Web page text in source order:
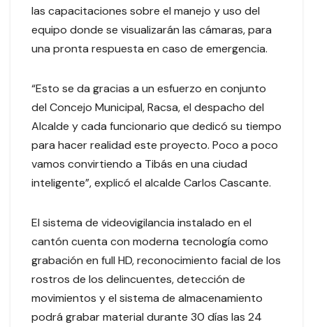
las capacitaciones sobre el manejo y uso del
equipo donde se visualizarán las cámaras, para
una pronta respuesta en caso de emergencia.
“Esto se da gracias a un esfuerzo en conjunto
del Concejo Municipal, Racsa, el despacho del
Alcalde y cada funcionario que dedicó su tiempo
para hacer realidad este proyecto. Poco a poco
vamos convirtiendo a Tibás en una ciudad
inteligente”, explicó el alcalde Carlos Cascante.
El sistema de videovigilancia instalado en el
cantón cuenta con moderna tecnología como
grabación en full HD, reconocimiento facial de los
rostros de los delincuentes, detección de
movimientos y el sistema de almacenamiento
podrá grabar material durante 30 días las 24